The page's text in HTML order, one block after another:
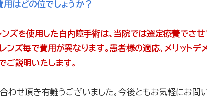
用はどの位でしょうか？
ズを使用した白内障手術は、当院では選定療養でさせ
ンズ毎で費用が異なります。患者様の適応、メリットデ
ご説明いたします。
わせ頂き有難うございました。今後ともお気軽にお問